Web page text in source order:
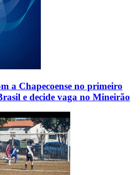
a Chapecoense no primeiro
e decide vaga no Mineirão